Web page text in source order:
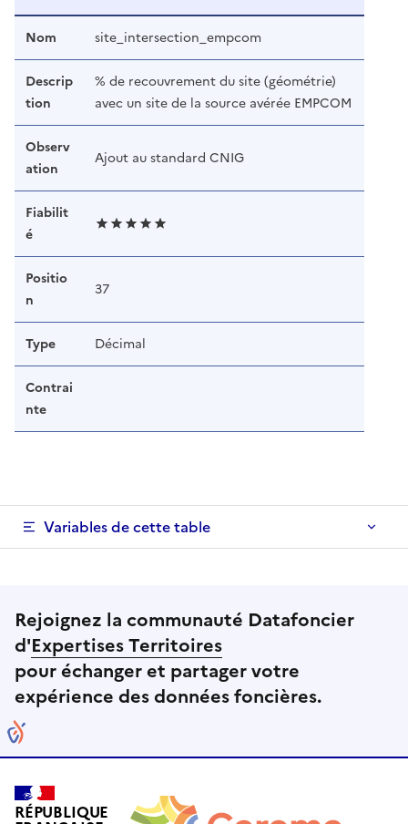
Nom site_intersection_empcom
Descrip
tion
% de recouvrement du site (géométrie)
avec un site de la source avérée EMPCOM
Observ
ation
Ajout au standard CNIG
Fiabilit
é
Positio
n
37
Type Décimal
Contrai
nte
Variables de cette table
Rejoignez la communauté Datafoncier
d'Expertises Territoires
pour échanger et partager votre
expérience des données foncières.
RÉPUBLIQUE